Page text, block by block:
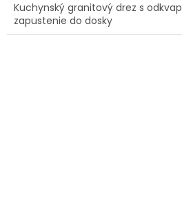
Kuchynský granitový drez s
zapustenie do dosky